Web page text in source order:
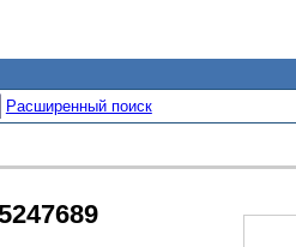
Расширенный поиск